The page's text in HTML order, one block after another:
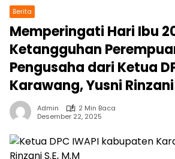
Berita
Memperingati Hari Ibu
Ketangguhan
Pengusaha dari Ketua
Karawang, Yusni Rinzani
Admin
2 Min Baca
Desember 22, 2025